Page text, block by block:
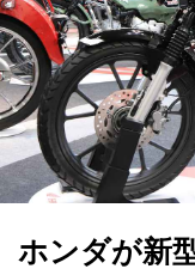
ホンダが新